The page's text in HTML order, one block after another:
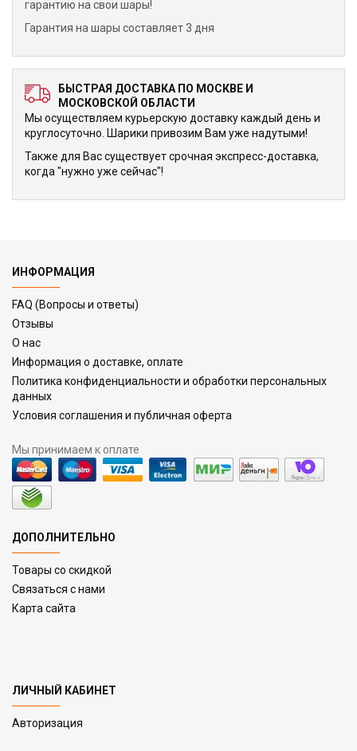
гарантию на свои шары!
Гарантия на шары составляет 3 дня
БЫСТРАЯ ДОСТАВКА ПО МОСКВЕ И
МОСКОВСКОЙ ОБЛАСТИ
Мы осуществляем курьерскую доставку каждый день и
круглосуточно. Шарики привозим Вам уже надутыми!
Также для Вас существует срочная экспресс-доставка,
когда "нужно уже сейчас"!
ИНФОРМАЦИЯ
FAQ (Вопросы и ответы)
Отзывы
О нас
Информация о доставке, оплате
Политика конфиденциальности и обработки персональных
данных
Условия соглашения и публичная оферта
Мы принимаем к оплате
ДОПОЛНИТЕЛЬНО
Товары со скидкой
Связаться с нами
Карта сайта
ЛИЧНЫЙ КАБИНЕТ
Авторизация